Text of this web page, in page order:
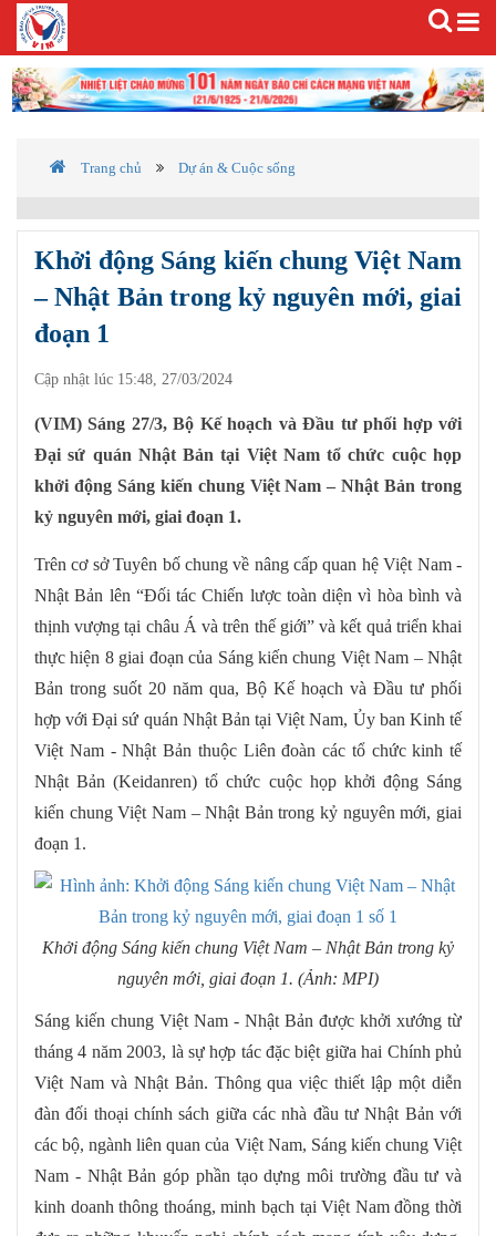
Trang chủ Dự án & Cuộc sống
Khởi động Sáng kiến chung Việt Nam
– Nhật Bản trong kỷ nguyên mới, giai
đoạn 1
Cập nhật lúc 15:48, 27/03/2024
(VIM) Sáng 27/3, Bộ Kế hoạch và Đầu tư phối hợp với
Đại sứ quán Nhật Bản tại Việt Nam tổ chức cuộc họp
khởi động Sáng kiến chung Việt Nam – Nhật Bản trong
kỷ nguyên mới, giai đoạn 1.
Trên cơ sở Tuyên bố chung về nâng cấp quan hệ Việt Nam -
Nhật Bản lên “Đối tác Chiến lược toàn diện vì hòa bình và
thịnh vượng tại châu Á và trên thế giới” và kết quả triển khai
thực hiện 8 giai đoạn của Sáng kiến chung Việt Nam – Nhật
Bản trong suốt 20 năm qua, Bộ Kế hoạch và Đầu tư phối
hợp với Đại sứ quán Nhật Bản tại Việt Nam, Ủy ban Kinh tế
Việt Nam - Nhật Bản thuộc Liên đoàn các tổ chức kinh tế
Nhật Bản (Keidanren) tổ chức cuộc họp khởi động Sáng
kiến chung Việt Nam – Nhật Bản trong kỷ nguyên mới, giai
đoạn 1.
Khởi động Sáng kiến chung Việt Nam – Nhật Bản trong kỷ
nguyên mới, giai đoạn 1. (Ảnh: MPI)
Sáng kiến chung Việt Nam - Nhật Bản được khởi xướng từ
tháng 4 năm 2003, là sự hợp tác đặc biệt giữa hai Chính phủ
Việt Nam và Nhật Bản. Thông qua việc thiết lập một diễn
đàn đối thoại chính sách giữa các nhà đầu tư Nhật Bản với
các bộ, ngành liên quan của Việt Nam, Sáng kiến chung Việt
Nam - Nhật Bản góp phần tạo dựng môi trường đầu tư và
kinh doanh thông thoáng, minh bạch tại Việt Nam đồng thời